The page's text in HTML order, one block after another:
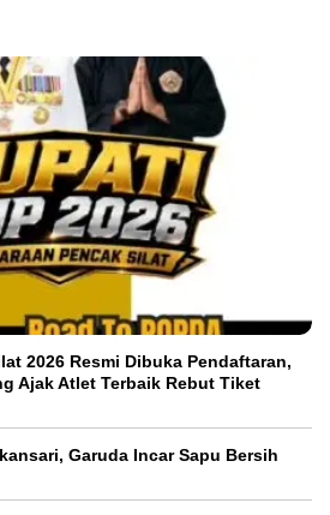
2026 Resmi Dibuka Pendaftaran,
Ajak Atlet Terbaik Rebut Tiket
Garuda Incar Sapu Bersih